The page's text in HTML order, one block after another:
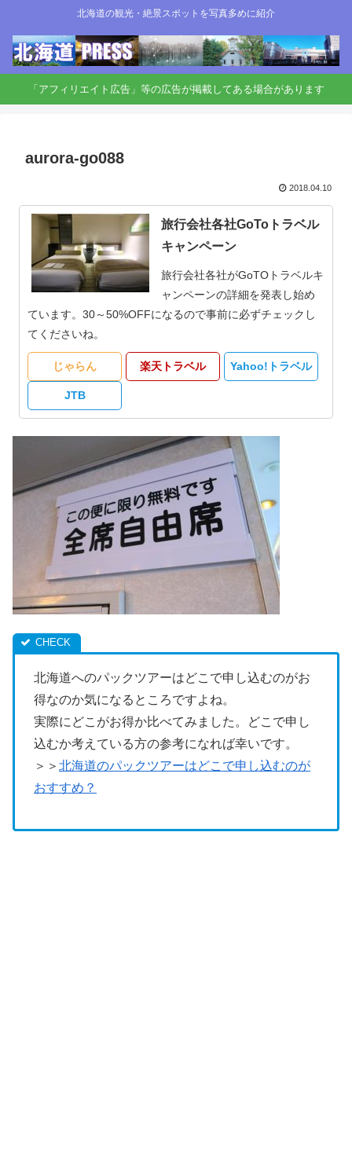
北海道の観光・絶景スポットを写真多めに紹介
「アフィリエイト広告」等の広告が掲載してある場合があります
aurora-go088
2018.04.10
旅行会社各社GoToトラベル
キャンペーン
旅行会社各社がGoTOトラベルキ
ャンペーンの詳細を発表し始め
ています。30～50%OFFになるので事前に必ずチェックし
てくださいね。
じゃらん 楽天トラベル Yahoo!トラベル
JTB
北海道へのパックツアーはどこで申し込むのがお
得なのか気になるところですよね。
実際にどこがお得か比べてみました。どこで申し
込むか考えている方の参考になれば幸いです。
＞＞ 北海道のパックツアーはどこで申し込むのが
おすすめ？